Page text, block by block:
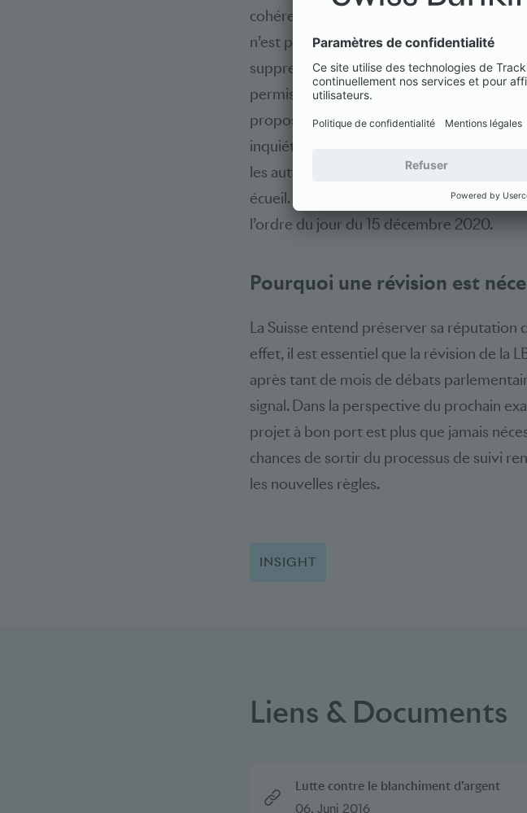
cohérente, la prise en compte des
n’est pas une conditionsine qua non–
suppression des dispositions concernant
permis de lever le blocage, l’objet a été
proposition contestée de définition des
inquiétudes quant à l’avenir du projet.
les autorités ont permis de trouver une
écueil. Nos regards sont maintenant
l’ordre du jour du 15 décembre 2020.
Pourquoi une révision est
La Suisse entend préserver sa réputation
effet, il est essentiel que la révision de la
après tant de mois de débats
signal. Dans la perspective du prochain
projet à bon port est plus que jamais
chances de sortir du processus de suivi
les nouvelles règles.
INSIGHT
Liens & Documents
Lutte contre le blanchiment d’argent
06. Juni 2016